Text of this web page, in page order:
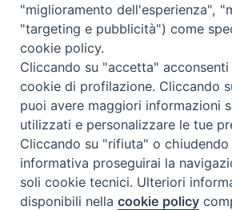
Contatti & Info
C.ne Aurelia, 50 – 00165 Roma
Contatti
"miglioramento dell'esperienza",
"targeting e pubblicità") come
cookie policy.
Cliccando su "accetta"
cookie di profilazione. Cliccando
puoi avere maggiori informazioni
utilizzati e personalizzare le tue
Cliccando su "rifiuta" o chiudendo
informativa proseguirai la
soli cookie tecnici. Ulteriori
disponibili nellacookie policy